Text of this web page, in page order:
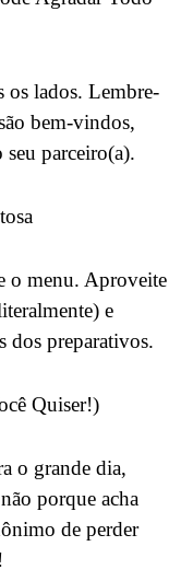
os lados. Lembre-
bem-vindos,
seu parceiro(a).
o menu. Aproveite
e
dos preparativos.
Quiser!)
o grande dia,
porque acha
de perder